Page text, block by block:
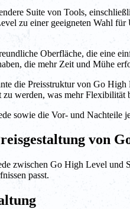
Suite von Tools,
zu einer geeigneten Wahl
Oberfläche, die eine
die mehr Zeit und Mühe
die Preisstruktur von Go
zu werden, was mehr
sowie die Vor- und Nachteile
von
zwischen Go High Level und
passt.